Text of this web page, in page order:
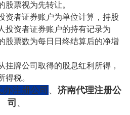
股票视为先转让。
者证券账户为单位计算，持股
投资者证券账户的持有记录为
股票数为每日日终结算后的净增
牌公司取得的股息红利所得，
得税。
注册公司 、 济南代理注册公
司 、